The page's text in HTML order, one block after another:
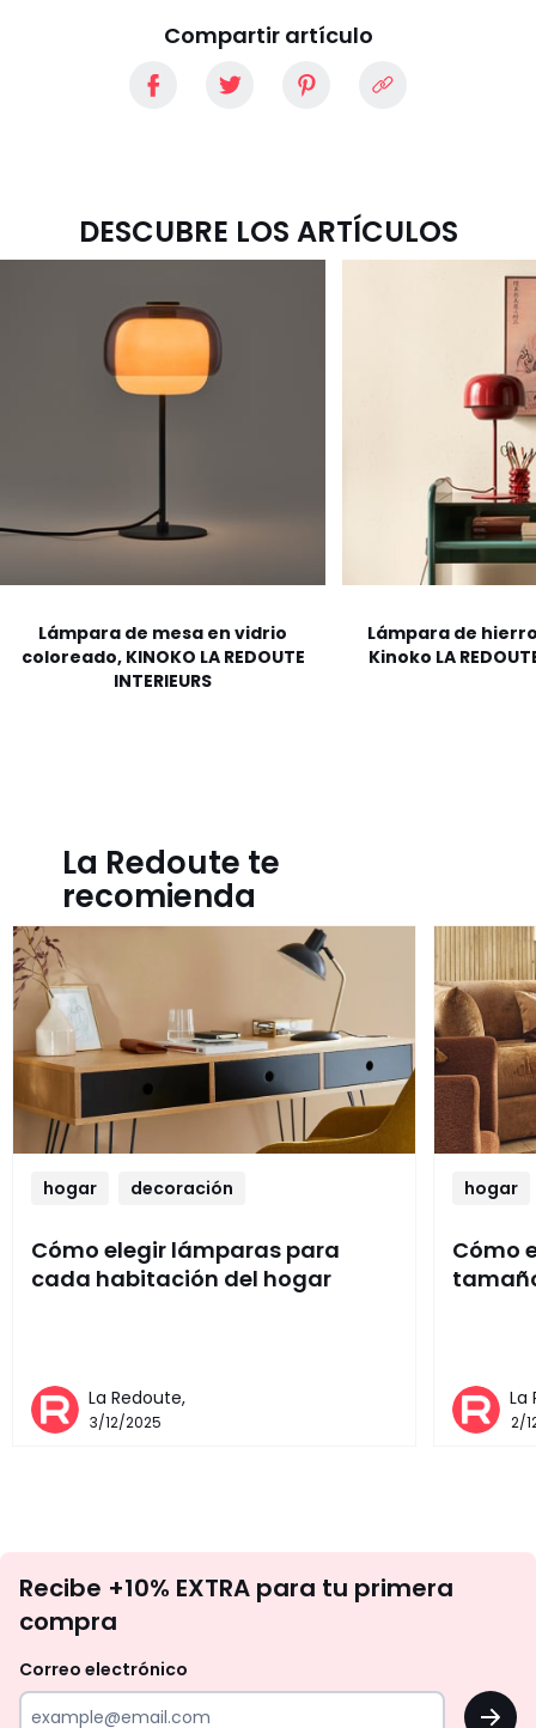
Compartir artículo
DESCUBRE LOS ARTÍCULOS
Lámpara de mesa en vidrio
coloreado, KINOKO LA REDOUTE
INTERIEURS
Lámpara de
Kinoko LA
La Redoute te
recomienda
hogar decoración
Cómo elegir lámparas para
cada habitación del hogar
La Redoute,
3/12/2025
hogar
Cómo
La
2/
te
tu
Recibe +10% EXTRA para tu primera
compra
Correo electrónico
OK